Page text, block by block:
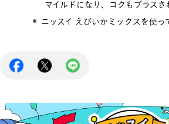
マイルドになり、コクもプラスさ
ニッスイ えびいかミックスを使っ